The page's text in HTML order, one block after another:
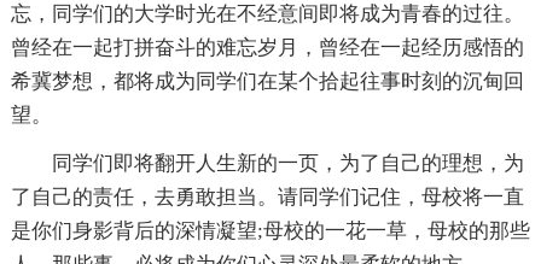
忘，同学们的大学时光在不经意间即将成为青春的过往。
曾经在一起打拼奋斗的难忘岁月，曾经在一起经历感悟的
希冀梦想，都将成为同学们在某个拾起往事时刻的沉甸回
望。
同学们即将翻开人生新的一页，为了自己的理想，为
了自己的责任，去勇敢担当。请同学们记住，母校将一直
是你们身影背后的深情凝望;母校的一花一草，母校的那些